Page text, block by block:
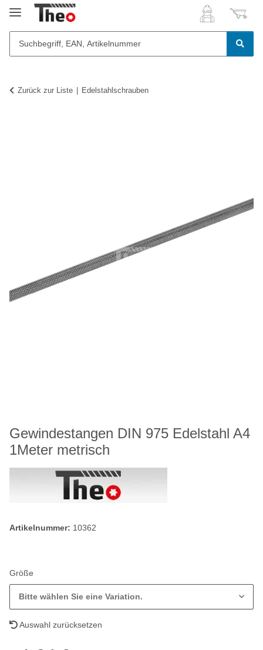
Zurück zur Liste Edelstahlschrauben
Gewindestangen DIN 975 Edelstahl A4
1Meter metrisch
Artikelnummer: 10362
Größe
Bitte wählen Sie eine Variation.
Auswahl zurücksetzen